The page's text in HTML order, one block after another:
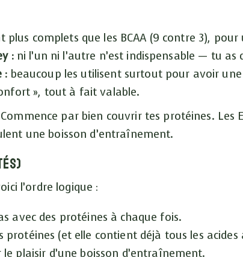
plus complets que les BCAA (9 contre 3),
:ni l’un ni l’autre n’est indispensable — tu as
: beaucoup les utilisent surtout pour avoir
», tout à fait valable.
par bien couvrir tes protéines. Les
une boisson d’entraînement.
l’ordre logique :
avec des protéines à chaque fois.
(et elle contient déjà tous les acides
plaisir d’une boisson d’entraînement.